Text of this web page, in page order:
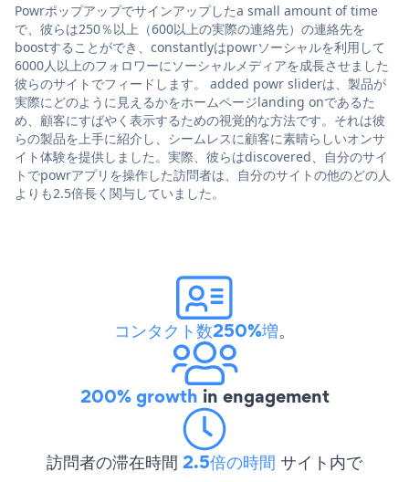
Powrポップアップでサインアップしたa small amount of time
で、彼らは250％以上（600以上の実際の連絡先）の連絡先を
boostすることができ、constantlyはpowrソーシャルを利用して
6000人以上のフォロワーにソーシャルメディアを成長させました
彼らのサイトでフィードします。 added powr sliderは、製品が
実際にどのように見えるかをホームページlanding onであるた
め、顧客にすばやく表示するための視覚的な方法です。それは彼
らの製品を上手に紹介し、シームレスに顧客に素晴らしいオンサ
イト体験を提供しました。実際、彼らはdiscovered、自分のサイ
トでpowrアプリを操作した訪問者は、自分のサイトの他のどの人
よりも2.5倍長く関与していました。
コンタクト数250%増。
200% growth in engagement
訪問者の滞在時間 2.5倍の時間 サイト内で